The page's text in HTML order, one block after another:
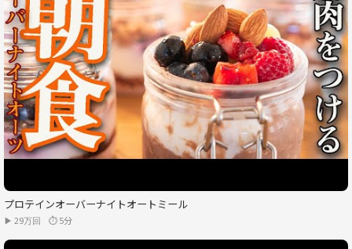
プロテインオーバーナイトオートミール
▶ 29万回 ⏱ 5分